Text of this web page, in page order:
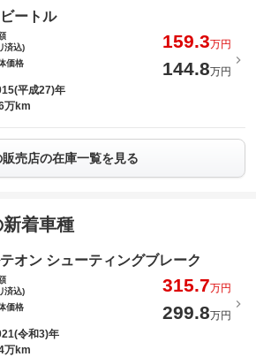
ートル
済込)
159.3万円
価格
144.8万円
平成27)年
万km
販売店の在庫一覧を見る
着車種
オン シューティングブレーク
済込)
315.7万円
価格
299.8万円
令和3)年
万km